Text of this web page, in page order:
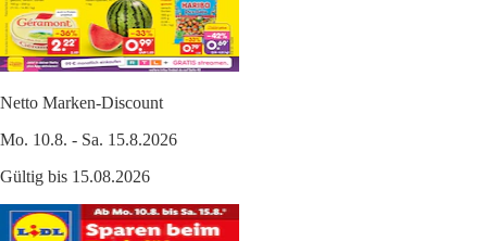
Netto Marken-Discount
Mo. 10.8. - Sa. 15.8.2026
Gültig bis 15.08.2026